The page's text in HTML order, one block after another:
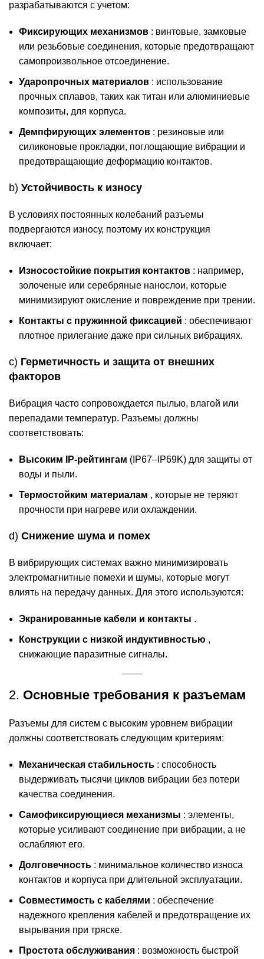
разрабатываются с учетом:
Фиксирующих механизмов : винтовые, замковые
или резьбовые соединения, которые предотвращают
самопроизвольное отсоединение.
Ударопрочных материалов : использование
прочных сплавов, таких как титан или алюминиевые
композиты, для корпуса.
Демпфирующих элементов : резиновые или
силиконовые прокладки, поглощающие вибрации и
предотвращающие деформацию контактов.
b) Устойчивость к износу
В условиях постоянных колебаний разъемы
подвергаются износу, поэтому их конструкция
включает:
Износостойкие покрытия контактов : например,
золоченые или серебряные нанослои, которые
минимизируют окисление и повреждение при трении.
Контакты с пружинной фиксацией : обеспечивают
плотное прилегание даже при сильных вибрациях.
c) Герметичность и защита от внешних
факторов
Вибрация часто сопровождается пылью, влагой или
перепадами температур. Разъемы должны
соответствовать:
Высоким IP-рейтингам (IP67–IP69K) для защиты от
воды и пыли.
Термостойким материалам , которые не теряют
прочности при нагреве или охлаждении.
d) Снижение шума и помех
В вибрирующих системах важно минимизировать
электромагнитные помехи и шумы, которые могут
влиять на передачу данных. Для этого используются:
Экранированные кабели и контакты .
Конструкции с низкой индуктивностью ,
снижающие паразитные сигналы.
2. Основные требования к разъемам
Разъемы для систем с высоким уровнем вибрации
должны соответствовать следующим критериям:
Механическая стабильность : способность
выдерживать тысячи циклов вибрации без потери
качества соединения.
Самофиксирующиеся механизмы : элементы,
которые усиливают соединение при вибрации, а не
ослабляют его.
Долговечность : минимальное количество износа
контактов и корпуса при длительной эксплуатации.
Совместимость с кабелями : обеспечение
надежного крепления кабелей и предотвращение их
вырывания при тряске.
Простота обслуживания : возможность быстрой